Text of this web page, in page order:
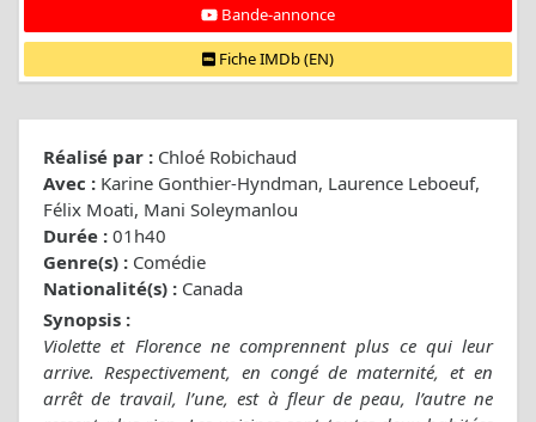
Bande-annonce
Fiche IMDb (EN)
Réalisé par : Chloé Robichaud
Avec : Karine Gonthier-Hyndman, Laurence Leboeuf,
Félix Moati, Mani Soleymanlou
Durée : 01h40
Genre(s) : Comédie
Nationalité(s) : Canada
Synopsis :
Violette et Florence ne comprennent plus ce qui leur
arrive. Respectivement, en congé de maternité, et en
arrêt de travail, l’une, est à fleur de peau, l’autre ne